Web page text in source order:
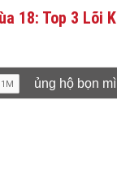
18: Top 3 Lõi
ủng hộ bọn